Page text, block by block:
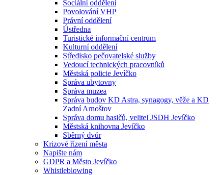
Sociální oddělení
Povolování VHP
Právní oddělení
Ústředna
Turistické informační centrum
Kulturní oddělení
Středisko pečovatelské služby
Vedoucí technických pracovníků
Městská policie Jevíčko
Správa ubytovny
Správa muzea
Správa budov KD Astra, synagogy, věže a KD
Zadní Arnoštov
Správa domu hasičů, velitel JSDH Jevíčko
Městská knihovna Jevíčko
Sběrný dvůr
Krizové řízení města
Napište nám
GDPR a Město Jevíčko
Whistleblowing